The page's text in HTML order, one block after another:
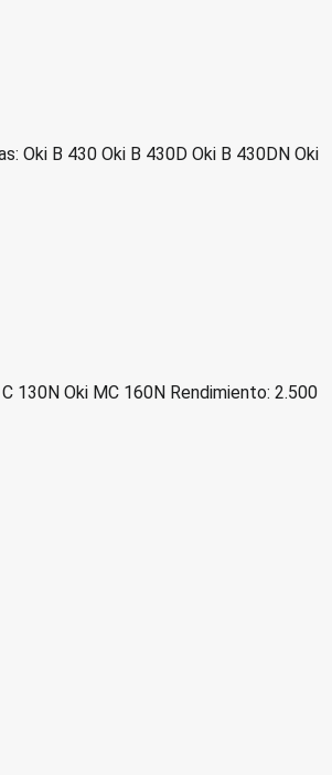
Oki B 430 Oki B 430D Oki B 430DN Oki
130N Oki MC 160N Rendimiento: 2.500